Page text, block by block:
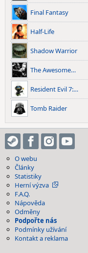
Final Fantasy
Half-Life
Shadow Warrior
The Awesome…
Resident Evil 7:…
Tomb Raider
O webu
Články
Statistiky
Herní výzva
F.A.Q.
Nápověda
Odměny
Podpořte nás
Podmínky užívání
Kontakt a reklama